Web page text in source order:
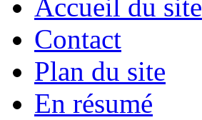
Accueil du site
Contact
Plan du site
En résumé